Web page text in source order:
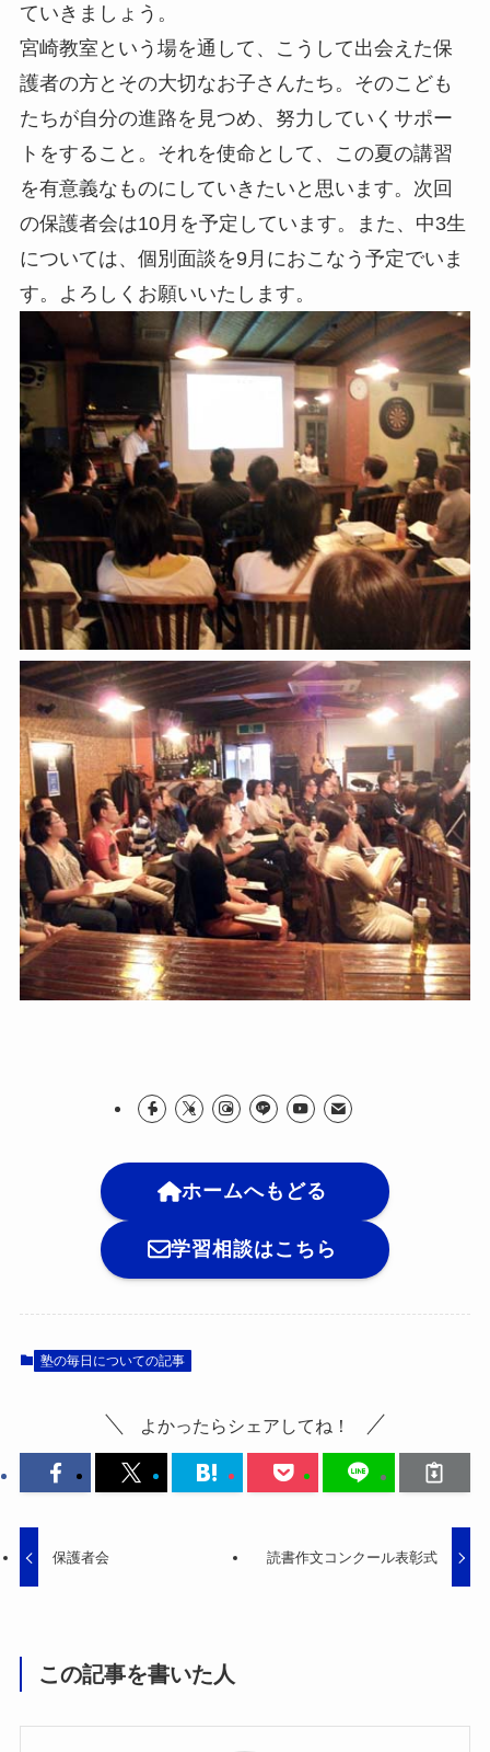
ていきましょう。
宮崎教室という場を通して、こうして出会えた保
護者の方とその大切なお子さんたち。そのこども
たちが自分の進路を見つめ、努力していくサポー
トをすること。それを使命として、この夏の講習
を有意義なものにしていきたいと思います。次回
の保護者会は10月を予定しています。また、中3生
については、個別面談を9月におこなう予定でいま
す。よろしくお願いいたします。
ホームへもどる
学習相談はこちら
塾の毎日についての記事
よかったらシェアしてね！
保護者会 読書作文コンクール表彰式
この記事を書いた人